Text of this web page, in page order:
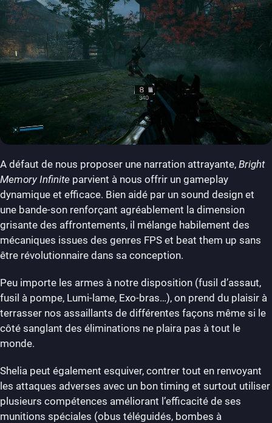
A défaut de nous proposer une narration attrayante, Bright
Memory Infinite parvient à nous offrir un gameplay
dynamique et efficace. Bien aidé par un sound design et
une bande-son renforçant agréablement la dimension
grisante des affrontements, il mélange habilement des
mécaniques issues des genres FPS et beat them up sans
être révolutionnaire dans sa conception.
Peu importe les armes à notre disposition (fusil d’assaut,
fusil à pompe, Lumi-lame, Exo-bras…), on prend du plaisir à
terrasser nos assaillants de différentes façons même si le
côté sanglant des éliminations ne plaira pas à tout le
monde.
Shelia peut également esquiver, contrer tout en renvoyant
les attaques adverses avec un bon timing et surtout utiliser
plusieurs compétences améliorant l’efficacité de ses
munitions spéciales (obus téléguidés, bombes à